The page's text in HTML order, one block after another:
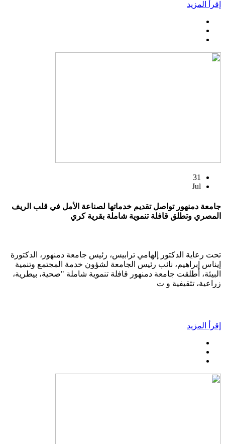
إقرأ المزيد
31
Jul
جامعة دمنهور تواصل تقديم خدماتها لصناعة الأمل في قلب الريف
المصري وتطلق قافلة تنموية شاملة بقرية كري
تحت رعاية الدكتور إلهامي ترابيس، رئيس جامعة دمنهور، الدكتورة
إيناس إبراهيم، نائب رئيس الجامعة لشؤون خدمة المجتمع وتنمية
البيئة، أطلقت جامعة دمنهور قافلة تنموية شاملة "صحية، بيطرية،
زراعية، تثقيفية و ت
إقرأ المزيد